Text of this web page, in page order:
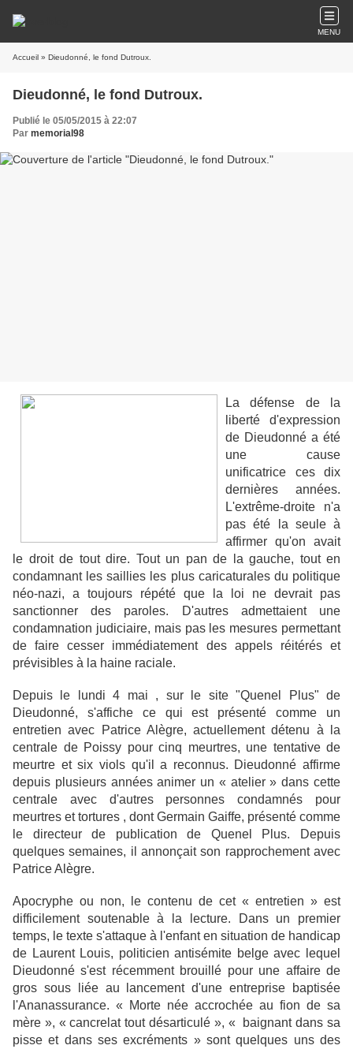
MENU
Accueil » Dieudonné, le fond Dutroux.
Dieudonné, le fond Dutroux.
Publié le 05/05/2015 à 22:07
Par memorial98
La défense de la
liberté d'expression
de Dieudonné a été
une cause
unificatrice ces dix
dernières années.
L'extrême-droite n'a
pas été la seule à
affirmer qu'on avait
le droit de tout dire. Tout un pan de la gauche, tout en
condamnant les saillies les plus caricaturales du politique
néo-nazi, a toujours répété que la loi ne devrait pas
sanctionner des paroles. D'autres admettaient une
condamnation judiciaire, mais pas les mesures permettant
de faire cesser immédiatement des appels réitérés et
prévisibles à la haine raciale.
Depuis le lundi 4 mai , sur le site "Quenel Plus" de
Dieudonné, s'affiche ce qui est présenté comme un
entretien avec Patrice Alègre, actuellement détenu à la
centrale de Poissy pour cinq meurtres, une tentative de
meurtre et six viols qu'il a reconnus. Dieudonné affirme
depuis plusieurs années animer un « atelier » dans cette
centrale avec d'autres personnes condamnés pour
meurtres et tortures , dont Germain Gaiffe, présenté comme
le directeur de publication de Quenel Plus. Depuis
quelques semaines, il annonçait son rapprochement avec
Patrice Alègre.
Apocryphe ou non, le contenu de cet « entretien » est
difficilement soutenable à la lecture. Dans un premier
temps, le texte s'attaque à l'enfant en situation de handicap
de Laurent Louis, politicien antisémite belge avec lequel
Dieudonné s'est récemment brouillé pour une affaire de
gros sous liée au lancement d'une entreprise baptisée
l'Ananassurance. « Morte née accrochée au fion de sa
mère », « cancrelat tout désarticulé », « baignant dans sa
pisse et dans ses excréments » sont quelques uns des